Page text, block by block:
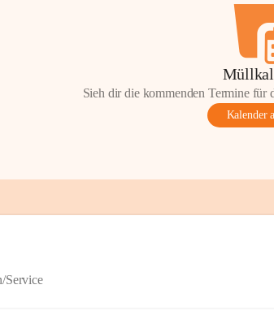
Sieh dir die kommenden Termine
Kalender
Service